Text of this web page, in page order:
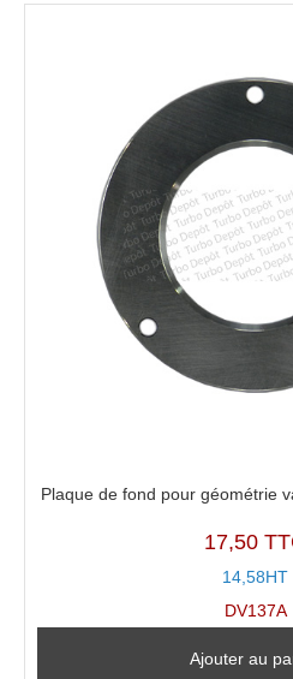
Plaque de fond pour géométrie
17,50
14,58HT
DV137A
Ajouter au